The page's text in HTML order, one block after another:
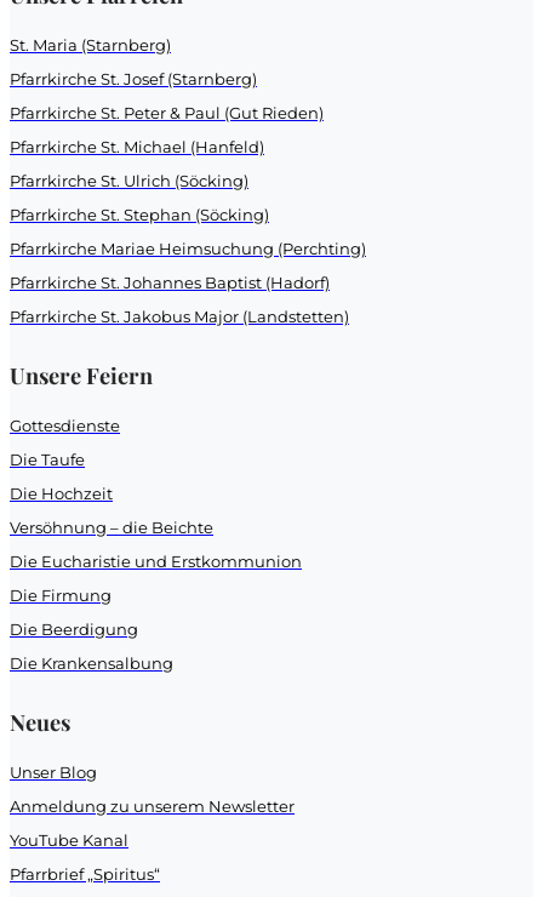
St. Maria (Starnberg)
Pfarrkirche St. Josef (Starnberg)
Pfarrkirche St. Peter & Paul (Gut Rieden)
Pfarrkirche St. Michael (Hanfeld)
Pfarrkirche St. Ulrich (Söcking)
Pfarrkirche St. Stephan (Söcking)
Pfarrkirche Mariae Heimsuchung (Perchting)
Pfarrkirche St. Johannes Baptist (Hadorf)
Pfarrkirche St. Jakobus Major (Landstetten)
Unsere Feiern
Gottesdienste
Die Taufe
Die Hochzeit
Versöhnung – die Beichte
Die Eucharistie und Erstkommunion
Die Firmung
Die Beerdigung
Die Krankensalbung
Neues
Unser Blog
Anmeldung zu unserem Newsletter
YouTube Kanal
Pfarrbrief „Spiritus“